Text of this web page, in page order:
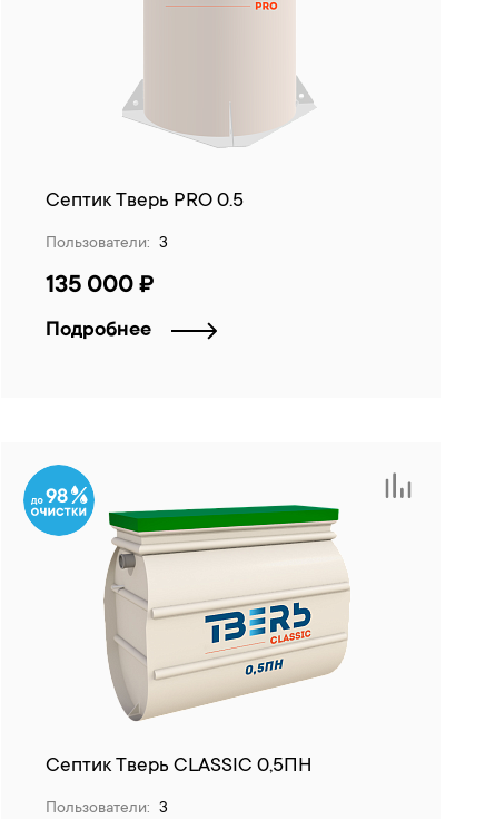
Септик Тверь PRO 0.5
Пользователи: 3
135 000 ₽
Подробнее
98
Септик Тверь CLASSIC 0,5ПН
Пользователи: 3